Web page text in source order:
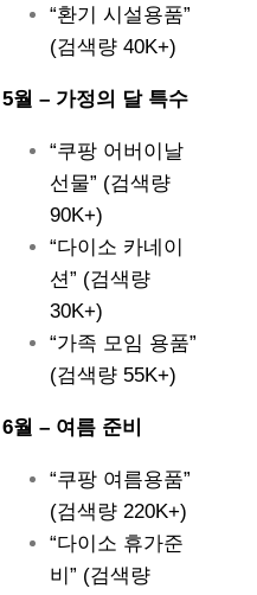
“환기 시설용품”
(검색량 40K+)
5월 – 가정의 달 특수
“쿠팡 어버이날
선물” (검색량
90K+)
“다이소 카네이
션” (검색량
30K+)
“가족 모임 용품”
(검색량 55K+)
6월 – 여름 준비
“쿠팡 여름용품”
(검색량 220K+)
“다이소 휴가준
비” (검색량